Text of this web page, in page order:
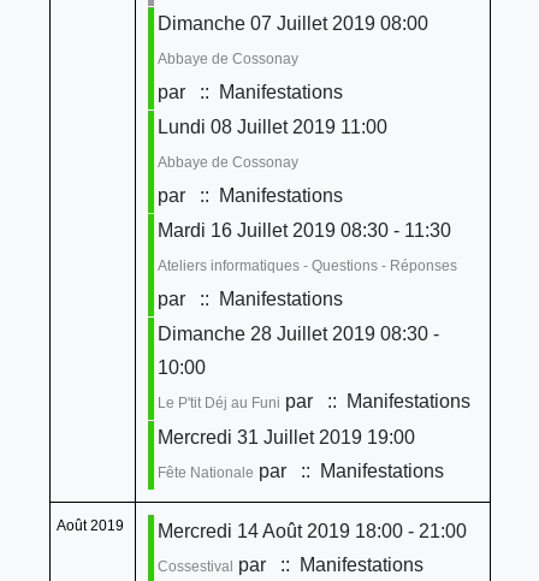
Dimanche 07 Juillet 2019 08:00
Abbaye de Cossonay
par
:: Manifestations
Lundi 08 Juillet 2019 11:00
Abbaye de Cossonay
par
:: Manifestations
Mardi 16 Juillet 2019 08:30 - 11:30
Ateliers informatiques - Questions - Réponses
par
:: Manifestations
Dimanche 28 Juillet 2019 08:30 -
10:00
Le P'tit Déj au Funi par
:: Manifestations
Mercredi 31 Juillet 2019 19:00
Fête Nationale par :: Manifestations
Août 2019 Mercredi 14 Août 2019 18:00 - 21:00
Cossestival par
:: Manifestations